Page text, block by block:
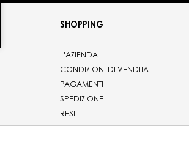
SHOPPING
L'AZIENDA
CONDIZIONI DI VENDITA
PAGAMENTI
SPEDIZIONE
RESI